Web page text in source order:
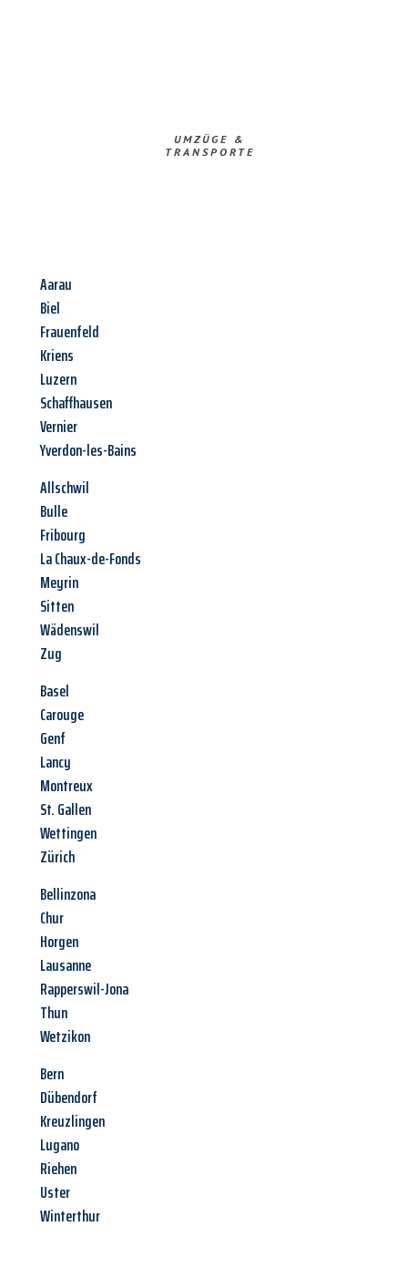
UMZÜGE &
TRANSPORTE
Aarau
Biel
Frauenfeld
Kriens
Luzern
Schaffhausen
Vernier
Yverdon-les-Bains
Allschwil
Bulle
Fribourg
La Chaux-de-Fonds
Meyrin
Sitten
Wädenswil
Zug
Basel
Carouge
Genf
Lancy
Montreux
St. Gallen
Wettingen
Zürich
Bellinzona
Chur
Horgen
Lausanne
Rapperswil-Jona
Thun
Wetzikon
Bern
Dübendorf
Kreuzlingen
Lugano
Riehen
Uster
Winterthur